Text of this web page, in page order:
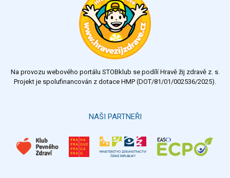
Na provozu webového portálu STOBklub se podílí Hravě žij zdravě z. s.
Projekt je spolufinancován z dotace HMP (DOT/81/01/002536/2025).
NAŠI PARTNEŘI